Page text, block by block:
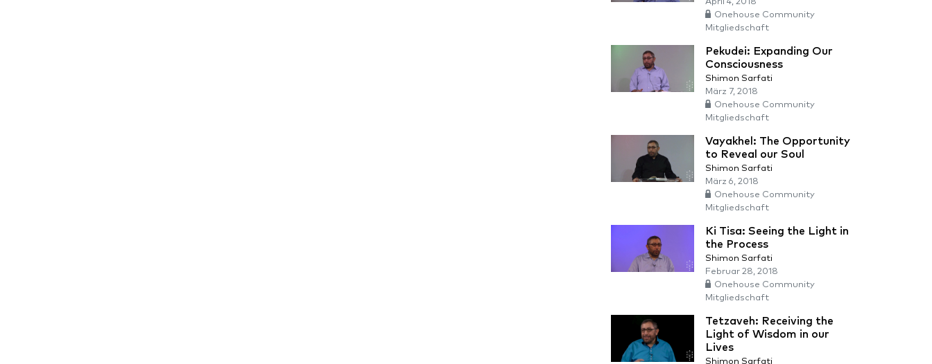
Onehouse Community
Mitgliedschaft
Pekudei: Expanding Our
Consciousness
Shimon Sarfati
März 7, 2018
Onehouse Community
Mitgliedschaft
Vayakhel: The Opportunity
to Reveal our Soul
Shimon Sarfati
März 6, 2018
Onehouse Community
Mitgliedschaft
Ki Tisa: Seeing the Light in
the Process
Shimon Sarfati
Februar 28, 2018
Onehouse Community
Mitgliedschaft
Tetzaveh: Receiving the
Light of Wisdom in our
Lives
Shimon Sarfati